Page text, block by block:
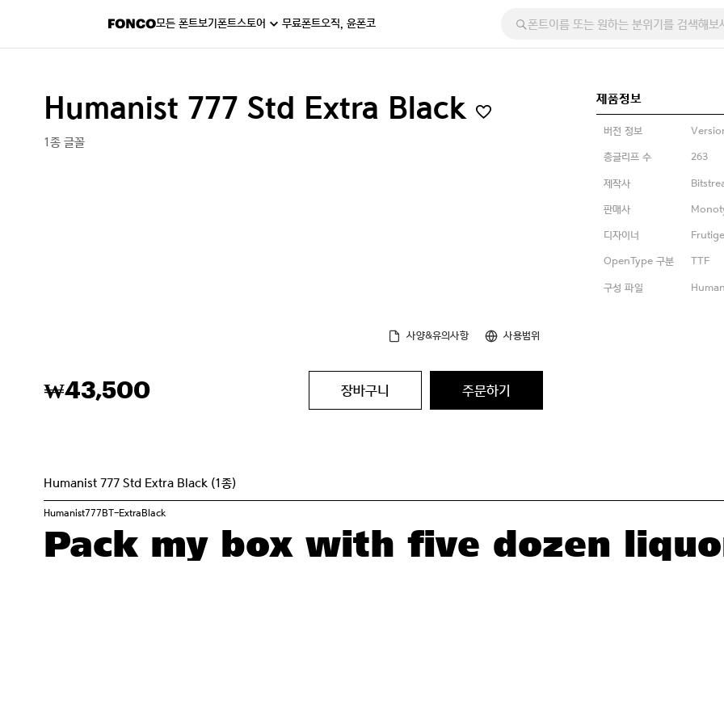
모든 폰트보기폰트스토어 무료폰트오직, 윤폰코
Humanist 777 Std Extra Black
1종 글꼴
제품정보
버전 정보
총글리프 수 263
제작사
판매사
디자이너
OpenType 구분 TTF
구성 파일
사양&유의사항 사용범위
₩43,500 장바구니 주문하기
Humanist 777 Std Extra Black (1종)
Humanist777BT-ExtraBlack
Pack my box with five dozen